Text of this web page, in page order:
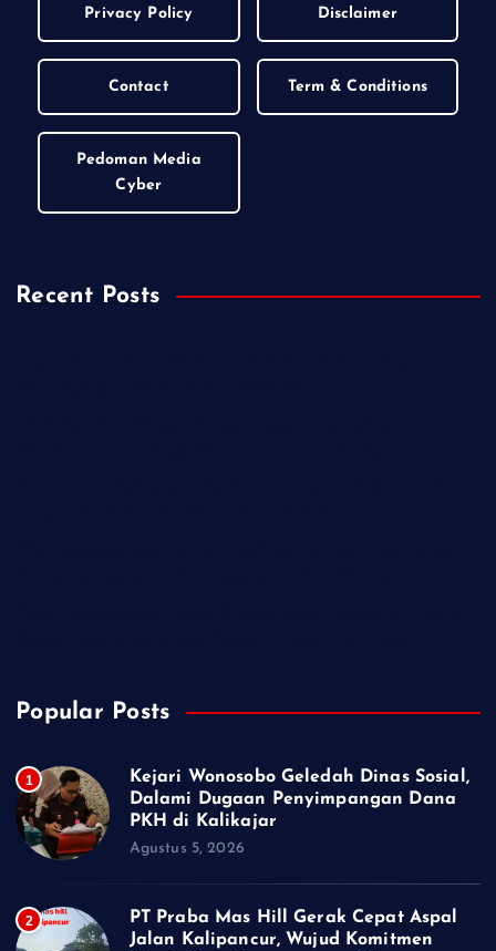
Privacy Policy Disclaimer
Contact Term & Conditions
Pedoman Media
Cyber
Recent Posts
Popular Posts
1
Kejari Wonosobo Geledah Dinas Sosial,
Dalami Dugaan Penyimpangan Dana
PKH di Kalikajar
Agustus 5, 2026
2
PT Praba Mas Hill Gerak Cepat Aspal
Jalan Kalipancur, Wujud Komitmen